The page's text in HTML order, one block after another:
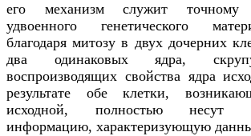
его механизм служит точному
удвоенного генетического
благодаря митозу в двух дочерних
два одинаковых ядра,
воспроизводящих свойства ядра
результате обе клетки,
исходной, полностью несут
информацию, характеризующую